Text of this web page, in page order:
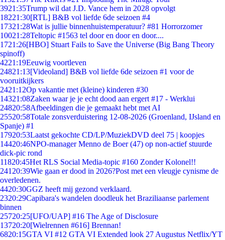
3921:35Trump wil dat J.D. Vance hem in 2028 opvolgt
18221:30[RTL] B&B vol liefde 6de seizoen #4
17321:28Wat is jullie binnenhuistemperatuur? #81 Horrorzomer
10021:28Teltopic #1563 tel door en door en door....
1721:26[HBO] Stuart Fails to Save the Universe (Big Bang Theory
spinoff)
4221:19Eeuwig voortleven
24821:13[Videoland] B&B vol liefde 6de seizoen #1 voor de
vooruitkijkers
2421:12Op vakantie met (kleine) kinderen #30
14321:08Zaken waar je je echt dood aan ergert #17 - Werklui
24820:58Afbeeldingen die je gemaakt hebt met AI
25520:58Totale zonsverduistering 12-08-2026 (Groenland, IJsland en
Spanje) #1
17920:53Laatst gekochte CD/LP/MuziekDVD deel 75 | koopjes
14420:46NPO-manager Menno de Boer (47) op non-actief stuurde
dick-pic rond
11820:45Het RLS Social Media-topic #160 Zonder Kolonel!!
241 20:39Wie gaan er dood in 2026?Post met een vleugje cynisme de
overledenen.
4420:30GGZ heeft mij gezond verklaard.
2320:29Capibara's wandelen doodleuk het Braziliaanse parlement
binnen
25720:25[UFO/UAP] #16 The Age of Disclosure
13720:20[Wielrennen #616] Brennan!
6820:15GTA VI #12 GTA VI Extended look 27 Augustus Netflix/YT